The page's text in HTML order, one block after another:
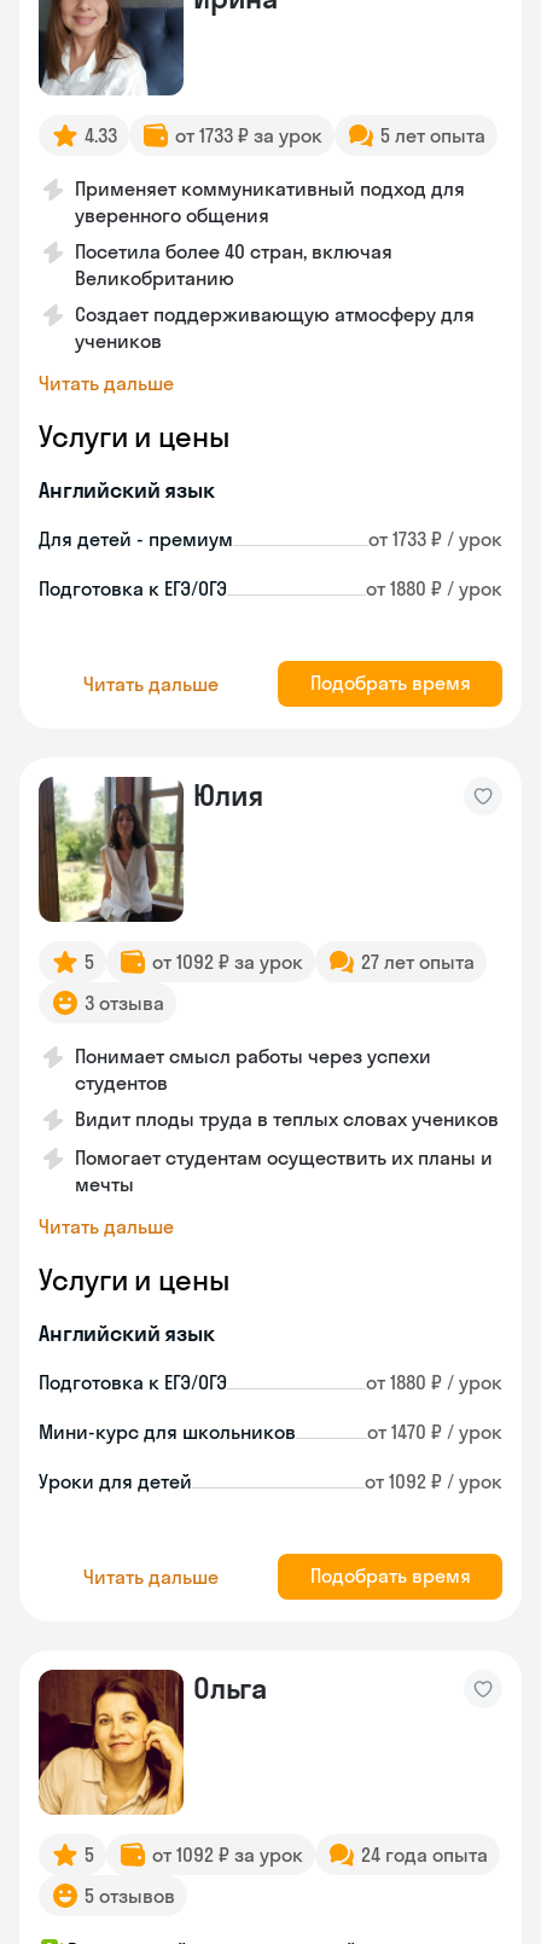
4.33 от 1733 ₽ за урок 5 лет опыта
Применяет коммуникативный подход для
уверенного общения
Посетила более 40 стран, включая
Великобританию
Создает поддерживающую атмосферу для
учеников
Читать дальше
Услуги и цены
Английский язык
Для детей - премиум от 1733 ₽ / урок
Подготовка к ЕГЭ/ОГЭ от 1880 ₽ / урок
Читать дальше Подобрать время
Юлия
5 от 1092 ₽ за урок
27 лет опыта
3 отзыва
Понимает смысл работы через успехи
студентов
Видит плоды труда в теплых словах учеников
Помогает студентам осуществить их планы и
мечты
Читать дальше
Услуги и цены
Английский язык
Подготовка к ЕГЭ/ОГЭ от 1880 ₽ / урок
Мини-курс для школьников от 1470 ₽ / урок
Уроки для детей от 1092 ₽ / урок
Читать дальше Подобрать время
Ольга
5 от 1092 ₽ за урок
24 года опыта
5 отзывов